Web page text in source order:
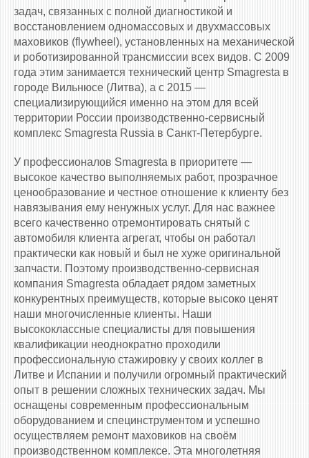
задач, связанных с полной диагностикой и
восстановлением одномассовых и двухмассовых
маховиков (flywheel), установленных на механической
и роботизированной трансмиссии всех видов. С 2009
года этим занимается технический центр Smagresta в
городе Вильнюсе (Литва), а с 2015 —
специализирующийся именно на этом для всей
территории России производственно-сервисный
комплекс Smagresta Russia в Санкт-Петербурге.
У профессионалов Smagresta в приоритете —
высокое качество выполняемых работ, прозрачное
ценообразование и честное отношение к клиенту без
навязывания ему ненужных услуг. Для нас важнее
всего качественно отремонтировать снятый с
автомобиля клиента агрегат, чтобы он работал
практически как новый и был не хуже оригинальной
запчасти. Поэтому производственно-сервисная
компания Smagresta обладает рядом заметных
конкурентных преимуществ, которые высоко ценят
наши многочисленные клиенты. Наши
высококлассные специалисты для повышения
квалификации неоднократно проходили
профессиональную стажировку у своих коллег в
Литве и Испании и получили огромный практический
опыт в решении сложных технических задач. Мы
оснащены современным профессиональным
оборудованием и специнструментом и успешно
осуществляем ремонт маховиков на своём
производственном комплексе. Эта многолетняя